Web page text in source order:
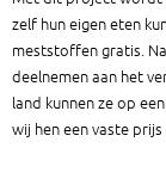
zelf hun eigen eten
meststoffen gratis.
deelnemen aan het
land kunnen ze op
wij hen een vaste